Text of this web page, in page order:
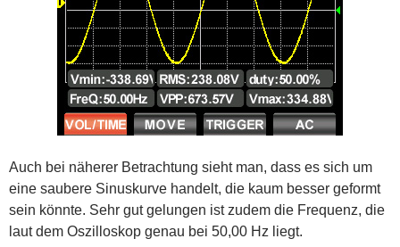
Auch bei näherer Betrachtung sieht man, dass es sich um
eine saubere Sinuskurve handelt, die kaum besser geformt
sein könnte. Sehr gut gelungen ist zudem die Frequenz, die
laut dem Oszilloskop genau bei 50,00 Hz liegt.